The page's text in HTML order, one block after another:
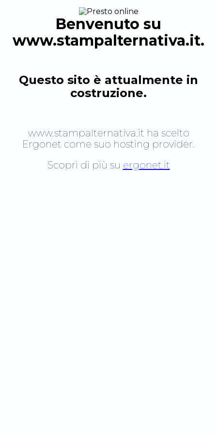
Benvenuto su
www.stampalternativa.it.
Questo sito è attualmente in
costruzione.
www.stampalternativa.it ha scelto
Ergonet come suo hosting provider.
Scopri di più su ergonet.it